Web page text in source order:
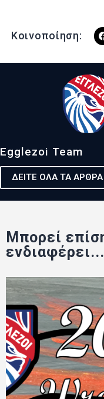
Κοινοποίηση:
Egglezoi Team
ΔΕΙΤΕ ΟΛΑ ΤΑ ΑΡΘΡΑ
Μπορεί
ενδιαφέρει...